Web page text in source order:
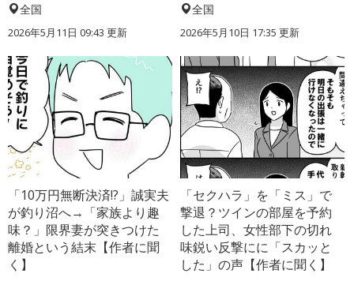
全国
2026年5月11日 09:43 更新
全国
2026年5月10日 17:35 更新
「10万円無断決済!?」誠実夫
が釣り沼へ→「家族より趣
味？」限界妻が突きつけた
離婚という結末【作者に聞
く】
「セクハラ」を「ミス」で
撃退？ツインの部屋を予約
した上司、女性部下の切れ
味鋭い反撃にに「スカッと
した」の声【作者に聞く】